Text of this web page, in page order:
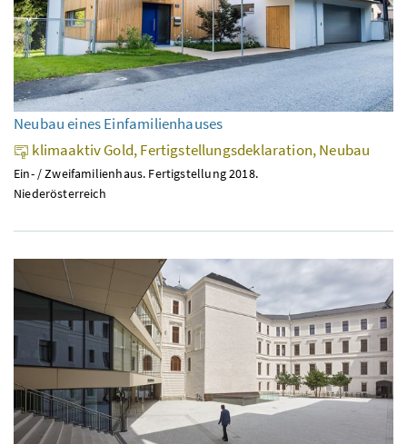
Neubau eines Einfamilienhauses
klimaaktiv Gold, Fertigstellungsdeklaration, Neubau
Ein- / Zweifamilienhaus. Fertigstellung 2018.
Niederösterreich